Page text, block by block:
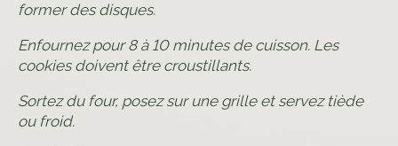
former des disques.
Enfournez pour 8 à 10 minutes de cuisson. Les
cookies doivent être croustillants.
Sortez du four, posez sur une grille et servez tiède
ou froid.